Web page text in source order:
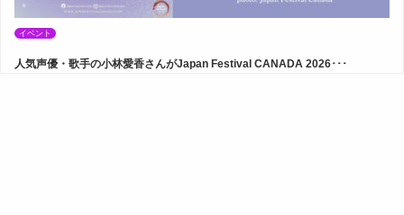
イベント
人気声優・歌手の小林愛香さんがJapan Festival CANADA 2026･･･